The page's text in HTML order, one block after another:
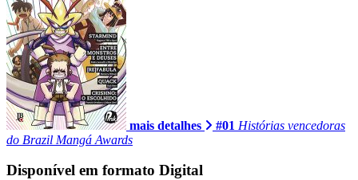
mais detalhes #01 Histórias vencedoras
do Brazil Mangá Awards
Disponível em formato Digital